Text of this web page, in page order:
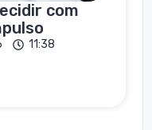
com
11:38